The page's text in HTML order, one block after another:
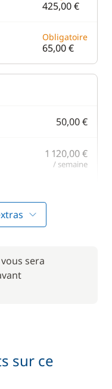
425,00 €
Obligatoire
65,00 €
50,00 €
1 120,00 €
/ semaine
1 750,00 €
sera
sur ce